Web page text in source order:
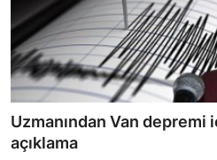
Uzmanından Van depremi
açıklama